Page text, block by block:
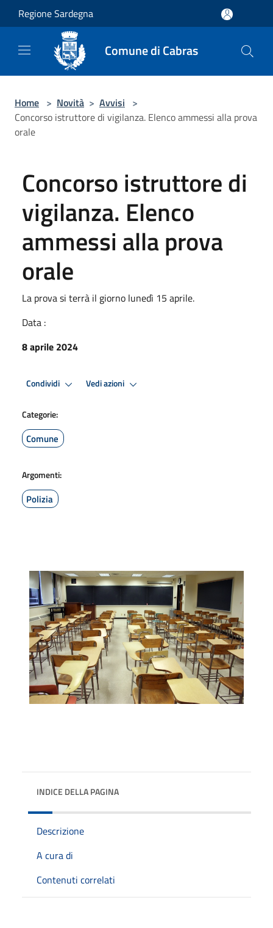
Salta al contenuto principale
Regione Sardegna
Comune di Cabras
Home > Novità > Avvisi >
Concorso istruttore di vigilanza. Elenco ammessi alla prova
orale
Concorso istruttore di
vigilanza. Elenco
ammessi alla prova
orale
La prova si terrà il giorno lunedì 15 aprile.
Data :
8 aprile 2024
Condividi Vedi azioni
Categorie:
Comune
Argomenti:
Polizia
INDICE DELLA PAGINA
Descrizione
A cura di
Contenuti correlati